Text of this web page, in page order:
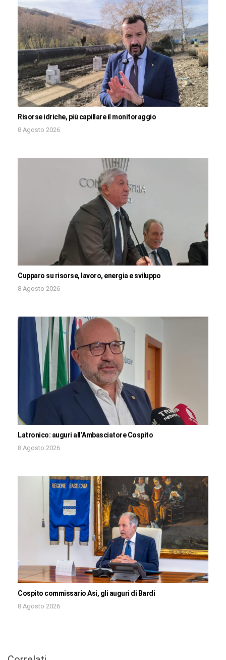
Risorse idriche, più capillare il monitoraggio
8 Agosto 2026
Cupparo su risorse, lavoro, energia e sviluppo
8 Agosto 2026
Latronico: auguri all’Ambasciatore Cospito
8 Agosto 2026
Cospito commissario Asi, gli auguri di Bardi
8 Agosto 2026